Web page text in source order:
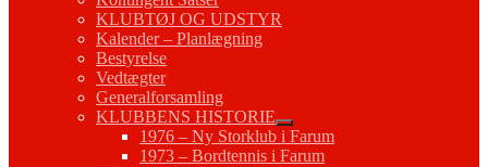
KLUBTØJ OG UDSTYR
Kalender – Planlægning
Bestyrelse
Vedtægter
Generalforsamling
KLUBBENS HISTORIE
1976 – Ny Storklub i Farum
1973 – Bordtennis i Farum